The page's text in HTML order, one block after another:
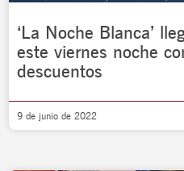
‘La Noche Blanca’
este viernes noche
descuentos
9 de junio de 2022